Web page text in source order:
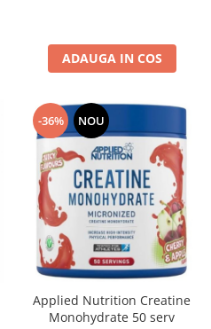
ADAUGA IN COS
-36% NOU
Applied Nutrition Creatine
Monohydrate 50 serv